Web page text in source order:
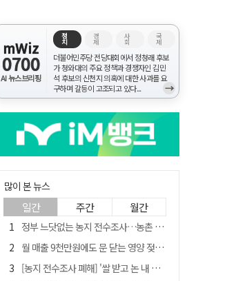
mWiz
0700
AI 뉴스브리핑
정
치
경
제
사
회
국
제
더불어민주당 전당대회에서 정청래 후보
가 청와대의 주요 정책과 경쟁자인 김민
석 후보의 신천지 의혹에 대한 사과를 요
구하며 갈등이 고조되고 있다...
→
많이 본 뉴스
일간 주간 월간
정부 느닷없는 농지 전수조사…농촌 들쑤시는 '경자유전'의 칼날
월 매출 9천만원에도 문 닫는 영양 젖소농장… "일할 사람이 없어"
[농지 전수조사 폐해] '쌀 받고 논 내 준' 도지농 이제 어쩌나?